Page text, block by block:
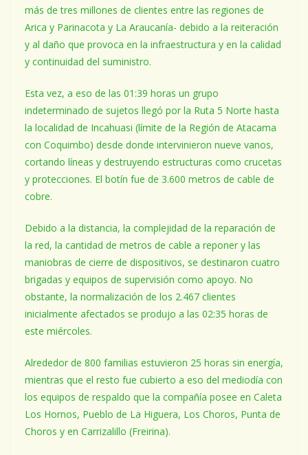
más de tres millones de clientes entre las regiones de
Arica y Parinacota y La Araucanía- debido a la reiteración
y al daño que provoca en la infraestructura y en la calidad
y continuidad del suministro.
Esta vez, a eso de las 01:39 horas un grupo
indeterminado de sujetos llegó por la Ruta 5 Norte hasta
la localidad de Incahuasi (límite de la Región de Atacama
con Coquimbo) desde donde intervinieron nueve vanos,
cortando líneas y destruyendo estructuras como crucetas
y protecciones. El botín fue de 3.600 metros de cable de
cobre.
Debido a la distancia, la complejidad de la reparación de
la red, la cantidad de metros de cable a reponer y las
maniobras de cierre de dispositivos, se destinaron cuatro
brigadas y equipos de supervisión como apoyo. No
obstante, la normalización de los 2.467 clientes
inicialmente afectados se produjo a las 02:35 horas de
este miércoles.
Alrededor de 800 familias estuvieron 25 horas sin energía,
mientras que el resto fue cubierto a eso del mediodía con
los equipos de respaldo que la compañía posee en Caleta
Los Hornos, Pueblo de La Higuera, Los Choros, Punta de
Choros y en Carrizalillo (Freirina).